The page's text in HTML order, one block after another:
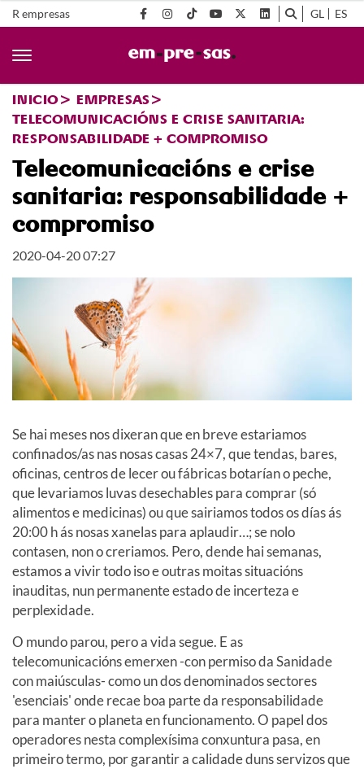
R empresas GL ES
INICIO
EMPRESAS
TELECOMUNICACIÓNS E CRISE SANITARIA:
RESPONSABILIDADE + COMPROMISO
Telecomunicacións e crise
sanitaria: responsabilidade +
compromiso
2020-04-20 07:27
Se hai meses nos dixeran que en breve estariamos
confinados/as nas nosas casas 24×7, que tendas, bares,
oficinas, centros de lecer ou fábricas botarían o peche,
que levariamos luvas desechables para comprar (só
alimentos e medicinas) ou que sairiamos todos os días ás
20:00 h ás nosas xanelas para aplaudir…; se nolo
contasen, non o creriamos. Pero, dende hai semanas,
estamos a vivir todo iso e outras moitas situacións
inauditas, nun permanente estado de incerteza e
perplexidade.
O mundo parou, pero a vida segue. E as
telecomunicacións emerxen -con permiso da Sanidade
con maiúsculas- como un dos denominados sectores
'esenciais' onde recae boa parte da responsabilidade
para manter o planeta en funcionamento. O papel dos
operadores nesta complexísima conxuntura pasa, en
primeiro termo, por garantir a calidade duns servizos que